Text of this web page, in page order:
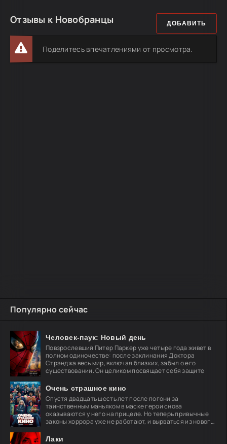
Популярно сейчас
Человек-паук: Новый день
Повзрослевший Питер Паркер уже четыре года живет в
полном одиночестве: после заклинания Доктора
Стрэнджа весь мир, включая близких, забыл о его
существовании. Он целиком посвящает себя защите
Очень страшное кино
Спустя двадцать шесть лет после погони за
таинственным маньяком в маске герои снова
оказываются у него на прицеле. Но теперь привычные
законы хоррора уже не работают, и вырваться из нового
Лаки
Отзывы к Новобранцы ДОБАВИТЬ
Поделитесь впечатлениями от просмотра.